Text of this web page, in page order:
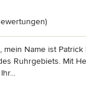
5 von 5
mein Name ist Patrick
Ruhrgebiets. Mit